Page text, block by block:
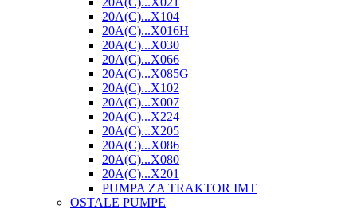
20A(C)...X104
20A(C)...X016H
20A(C)...X030
20A(C)...X066
20A(C)...X085G
20A(C)...X102
20A(C)...X007
20A(C)...X224
20A(C)...X205
20A(C)...X086
20A(C)...X080
20A(C)...X201
PUMPA ZA TRAKTOR IMT
OSTALE PUMPE